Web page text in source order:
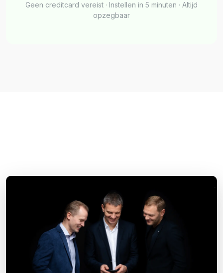
Geen creditcard vereist · Instellen in 5 minuten · Altijd
opzegbaar